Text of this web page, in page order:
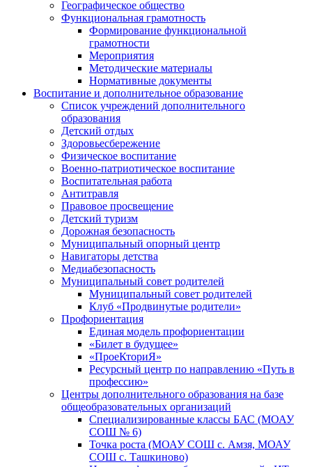
Географическое общество
Функциональная грамотность
Формирование функциональной
грамотности
Мероприятия
Методические материалы
Нормативные документы
Воспитание и дополнительное образование
Список учреждений дополнительного
образования
Детский отдых
Здоровьесбережение
Физическое воспитание
Военно-патриотическое воспитание
Воспитательная работа
Антитравля
Правовое просвещение
Детский туризм
Дорожная безопасность
Муниципальный опорный центр
Навигаторы детства
Медиабезопасность
Мyниципальный совет родителей
Муниципальный совет родителей
Клуб «Продвинутые родители»
Профориентация
Единая модель профориентации
«Билет в будущее»
«ПроеКториЯ»
Ресурсный центр по направлению «Путь в
профессию»
Центры дополнительного образования на базе
общеобразовательных организаций
Специализированные классы БАС (МОАУ
СОШ № 6)
Точка роста (МОАУ СОШ с. Амзя, МОАУ
СОШ с. Ташкиново)